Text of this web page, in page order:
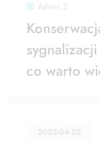
Admin 2
co warto
2023-04-25